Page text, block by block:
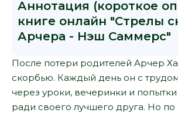
Аннотация (короткое
книге онлайн "Стрелы
Арчера - Нэш Саммерс"
После потери родителей Арчер
скорбью. Каждый день он с
через уроки, вечеринки и
ради своего лучшего друга. Но по